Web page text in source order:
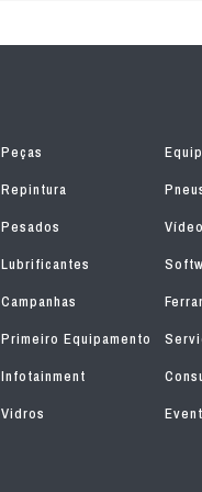
Peças
Repintura
Pesados
Lubrificantes
Campanhas
Primeiro Equipamento
Infotainment
Vidros